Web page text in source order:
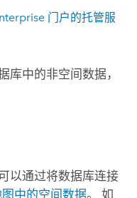
门户的托管服
库中的非空间数据，
以通过将数据库连接
中的空间数据。 如